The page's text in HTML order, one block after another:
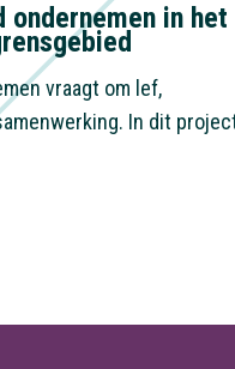
ondernemen in het
vraagt om lef,
In dit